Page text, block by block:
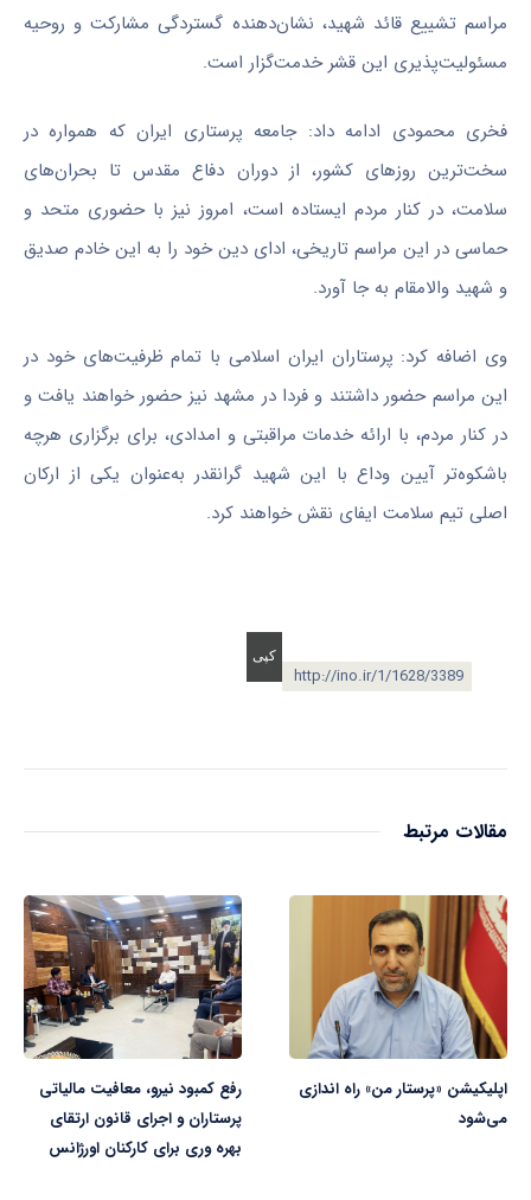
مراسم تشییع قائد شهید، نشان‌دهنده گستردگی مشارکت و روحیه
مسئولیت‌پذیری این قشر خدمت‌گزار است.
فخری محمودی ادامه داد: جامعه پرستاری ایران که همواره در
سخت‌ترین روزهای کشور، از دوران دفاع مقدس تا بحران‌های
سلامت، در کنار مردم ایستاده است، امروز نیز با حضوری متحد و
حماسی در این مراسم تاریخی، ادای دین خود را به این خادم صدیق
و شهید والامقام به جا آورد.
وی اضافه کرد: پرستاران ایران اسلامی با تمام ظرفیت‌های خود در
این مراسم حضور داشتند و فردا در مشهد نیز حضور خواهند یافت و
در کنار مردم، با ارائه خدمات مراقبتی و امدادی، برای برگزاری هرچه
باشکوه‌تر آیین وداع با این شهید گرانقدر به‌عنوان یکی از ارکان
اصلی تیم سلامت ایفای نقش خواهند کرد.
http://ino.ir/1/1628/3389
مقالات مرتبط
اپلیکیشن «پرستار من» راه اندازی
می‌شود
رفع کمبود نیرو، معافیت مالیاتی
پرستاران و اجرای قانون ارتقای
بهره وری برای کارکنان اورژانس